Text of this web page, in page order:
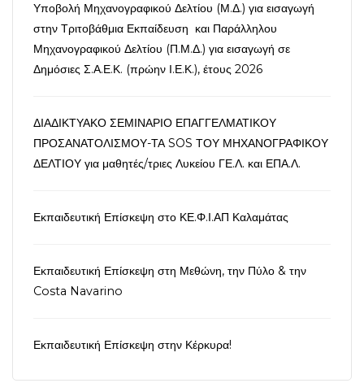
Υποβολή Μηχανογραφικού Δελτίου (Μ.Δ.) για εισαγωγή
στην Τριτοβάθμια Εκπαίδευση και Παράλληλου
Μηχανογραφικού Δελτίου (Π.Μ.Δ.) για εισαγωγή σε
Δημόσιες Σ.Α.Ε.Κ. (πρώην Ι.Ε.Κ.), έτους 2026
ΔΙΑΔΙΚΤΥΑΚΟ ΣΕΜΙΝΑΡΙΟ ΕΠΑΓΓΕΛΜΑΤΙΚΟΥ
ΠΡΟΣΑΝΑΤΟΛΙΣΜΟΥ-ΤΑ SOS ΤΟΥ ΜΗΧΑΝΟΓΡΑΦΙΚΟΥ
ΔΕΛΤΙΟΥ για μαθητές/τριες Λυκείου ΓΕ.Λ. και ΕΠΑ.Λ.
Εκπαιδευτική Επίσκεψη στο ΚΕ.Φ.Ι.ΑΠ Καλαμάτας
Εκπαιδευτική Επίσκεψη στη Μεθώνη, την Πύλο & την
Costa Navarino
Εκπαιδευτική Επίσκεψη στην Κέρκυρα!